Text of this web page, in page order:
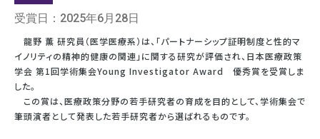
受賞日：2025年6月28日
龍野 薫 研究員（医学医療系）は、「パートナーシップ証明制度と性的マ
イノリティの精神的健康の関連」に関する研究が評価され、日本医療政策
学会 第1回学術集会Young Investigator Award 優秀賞を受賞しま
した。
この賞は、医療政策分野の若手研究者の育成を目的として、学術集会で
筆頭演者として発表した若手研究者から選ばれるものです。